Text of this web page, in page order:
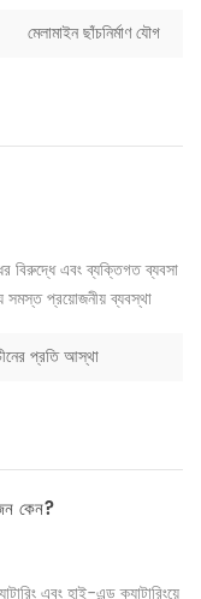
ছাঁচনির্মাণ যৌগ এবং
মেলামাইন ছাঁচনির্মাণ যৌগ
বিরুদ্ধে এবং ব্যক্তিগত ব্যবসা
সমস্ত প্রয়োজনীয় ব্যবস্থা
ও পরীক্ষার কাজ শুরু করেছি
প্রতি আস্থা
কেন?
এবং হাই-এন্ড ক্যাটারিংয়ে